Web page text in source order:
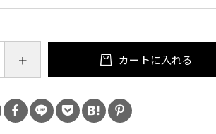
な培養土です。
カートに入れる